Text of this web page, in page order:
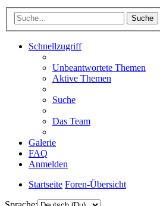
Suche
Schnellzugriff
Unbeantwortete Themen
Aktive Themen
Suche
Das Team
Galerie
FAQ
Anmelden
Startseite Foren-Übersicht